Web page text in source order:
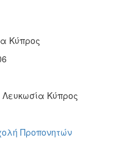
Κύπρος
Κύπρος
Προπονητών